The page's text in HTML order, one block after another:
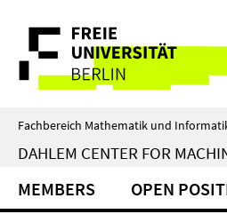
direkt
Inhalt
Service-
Navigation
Fachbereich Mathematik und
DAHLEM CENTER FOR
MEMBERS OPEN